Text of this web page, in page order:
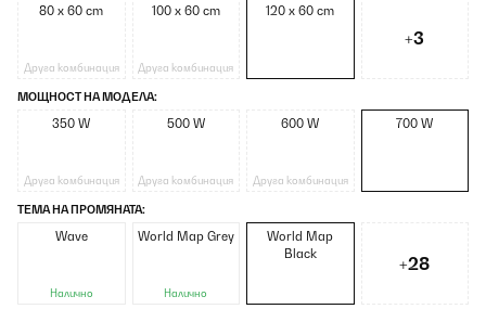
80 x 60 cm
Друга комбинация
100 x 60 cm
Друга комбинация
120 x 60 cm
+3
МОЩНОСТ НА МОДЕЛА:
350 W
Друга комбинация
500 W
Друга комбинация
600 W
Друга комбинация
700 W
ТЕМА НА ПРОМЯНАТА:
Wave
Налично
World Map Grey
Налично
World Map
Black
+28